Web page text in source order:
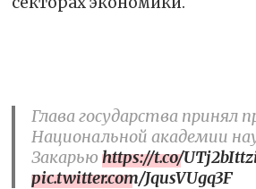
Глава государства принял
Национальной академии
Закарьюhttps://t.co/
pic.twitter.com/JqusVUgq3F